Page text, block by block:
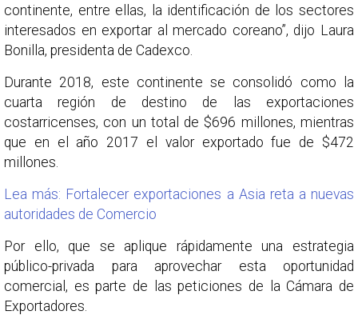
continente, entre ellas, la identificación de los sectores
interesados en exportar al mercado coreano”, dijo Laura
Bonilla, presidenta de Cadexco.
Durante 2018, este continente se consolidó como la
cuarta región de destino de las exportaciones
costarricenses, con un total de $696 millones, mientras
que en el año 2017 el valor exportado fue de $472
millones.
Lea más: Fortalecer exportaciones a Asia reta a nuevas
autoridades de Comercio
Por ello, que se aplique rápidamente una estrategia
público-privada para aprovechar esta oportunidad
comercial, es parte de las peticiones de la Cámara de
Exportadores.